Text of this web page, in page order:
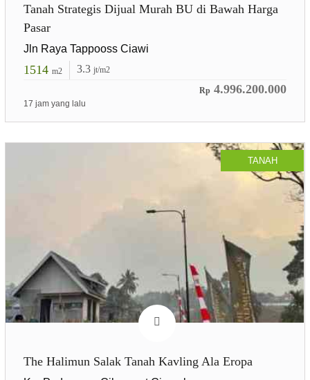
Tanah Strategis Dijual Murah BU di Bawah Harga
Pasar
Jln Raya Tappooss Ciawi
1514 m2 3.3 jt/m2
Rp 4.996.200.000
17 jam yang lalu
TANAH
The Halimun Salak Tanah Kavling Ala Eropa